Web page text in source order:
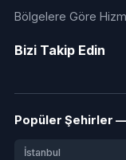
Bölgelere Göre
Bizi Takip Edin
Popüler Şehirler
İstanbul